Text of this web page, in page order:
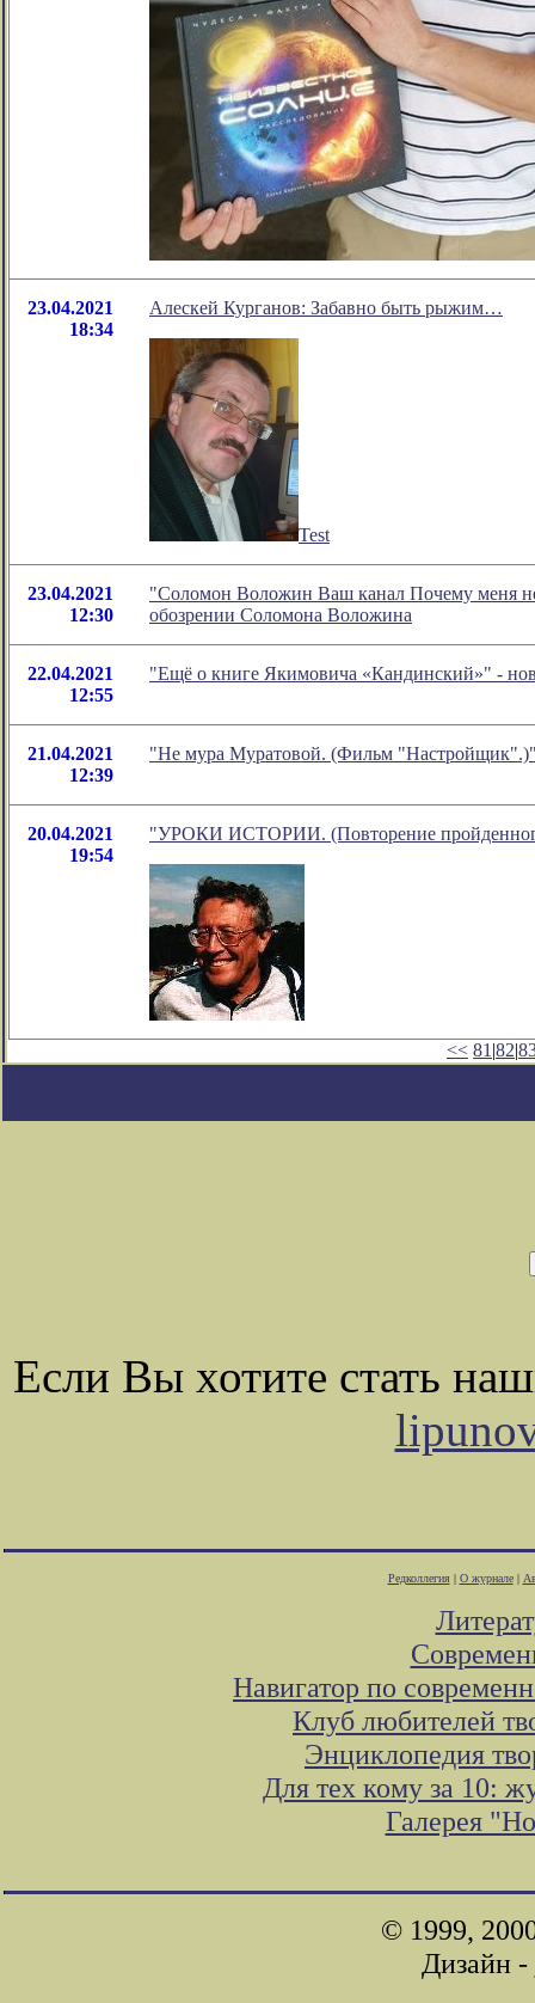
23.04.2021
18:34
Алескей Курганов: Забавно быть рыжим…
Test
23.04.2021
12:30
"Соломон Воложин Ваш канал Почему меня
обозрении Соломона Воложина
22.04.2021
12:55
"Ещё о книге Якимовича «Кандинский»" -
21.04.2021
12:39
"Не мура Муратовой. (Фильм
20.04.2021
19:54
"УРОКИ ИСТОРИИ. (Повторение
<< 81 |82|
Если Вы хотите стать
Редколлегия| О журнале|
Навигатор по
Клуб любителей
Энциклопедия
Для тех кому за 10:
Галерея
© 1999,
Дизайн -